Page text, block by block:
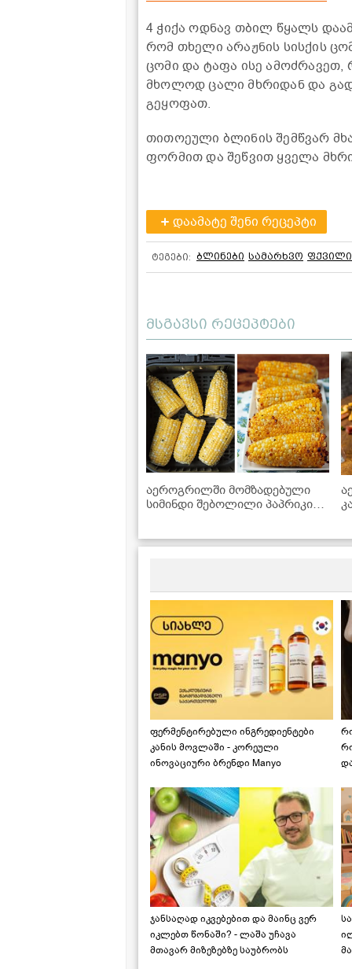
4 ჭიქა ოდნავ თბილ წყალს
რომ თხელი არაჟნის სისქის
ცომი და ტაფა ისე ამოძრავეთ,
მხოლოდ ცალი მხრიდან და
გეყოფათ.
თითოეული ბლინის შემწვარ
ფორმით და შეწვით ყველა
დაამატე შენი რეცეპტი
ტეგები: ბლინები სამარხვო ფქვილი
მსგავსი რეცეპტები
აეროგრილში მომზადებული
სიმინდი შებოლილი პაპრიკითა
ფერმენტირებული ინგრედიენტები
კანის მოვლაში - კორეული
ინოვაციური ბრენდი Manyo
ჯანსაღად იკვებებით და მაინც ვერ
იკლებთ წონაში? - ლაშა უჩავა
მთავარ მიზეზებზე საუბრობს